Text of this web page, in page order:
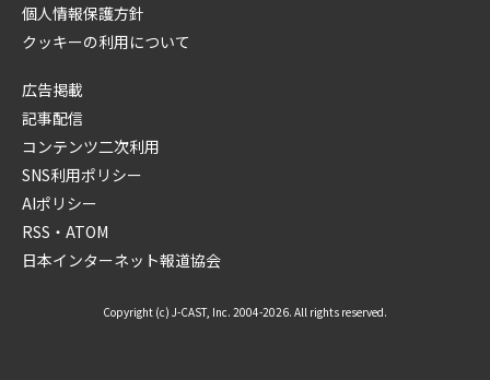
個人情報保護方針
クッキーの利用について
広告掲載
記事配信
コンテンツ二次利用
SNS利用ポリシー
AIポリシー
RSS・ATOM
日本インターネット報道協会
Copyright (c) J-CAST, Inc. 2004-2026. All rights reserved.